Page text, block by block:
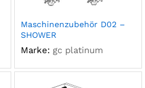
Maschinenzubehör D02 –
SHOWER
Marke: gc platinum